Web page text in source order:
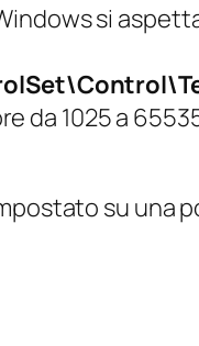
si
da 1025 a
su